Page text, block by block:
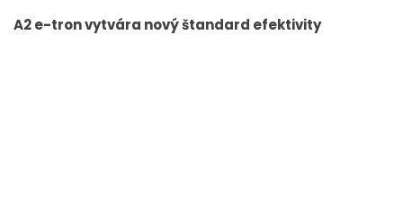
A2 e-tron vytvára nový štandard efektivity